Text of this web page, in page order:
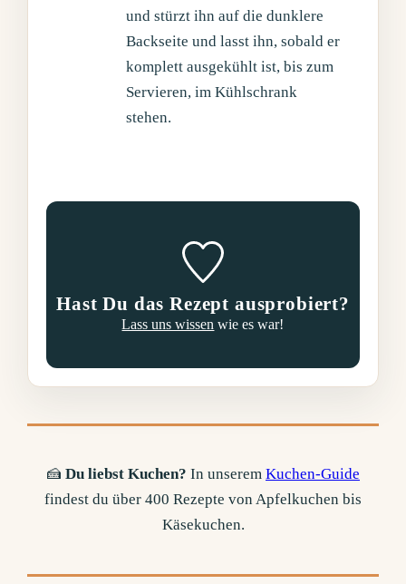
und stürzt ihn auf die dunklere
Backseite und lasst ihn, sobald er
komplett ausgekühlt ist, bis zum
Servieren, im Kühlschrank
stehen.
Hast Du das Rezept ausprobiert?
Lass uns wissen wie es war!
🍰 Du liebst Kuchen? In unserem Kuchen-Guide
findest du über 400 Rezepte von Apfelkuchen bis
Käsekuchen.